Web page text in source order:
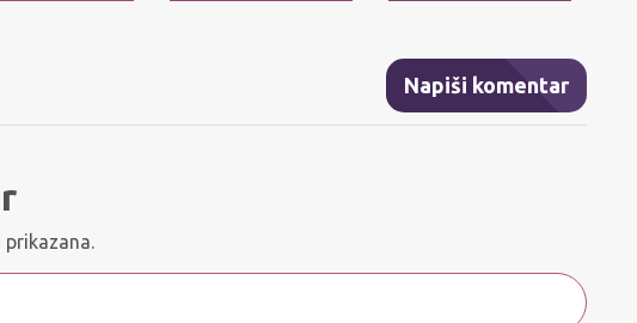
Napiši komentar
prikazana.